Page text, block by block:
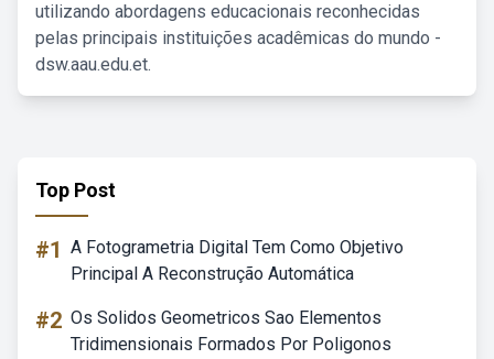
utilizando abordagens educacionais reconhecidas
pelas principais instituições acadêmicas do mundo -
dsw.aau.edu.et.
Top Post
#1 A Fotogrametria Digital Tem Como Objetivo
Principal A Reconstrução Automática
#2 Os Solidos Geometricos Sao Elementos
Tridimensionais Formados Por Poligonos